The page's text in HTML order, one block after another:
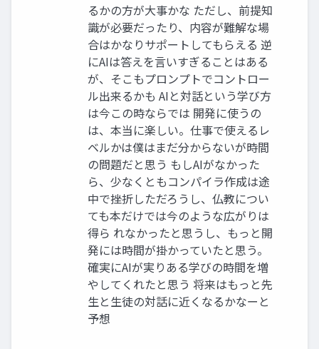
るかの方が大事かな ただし、前提知
識が必要だったり、内容が難解な場
合はかなりサポートしてもらえる 逆
にAIは答えを言いすぎることはある
が、そこもプロンプトでコントロー
ル出来るかも AIと対話という学び方
は今この時ならでは 開発に使うの
は、本当に楽しい。仕事で使えるレ
ベルかは僕はまだ分からないが時間
の問題だと思う もしAIがなかった
ら、少なくともコンパイラ作成は途
中で挫折しただろうし、仏教につい
ても本だけでは今のような広がりは
得ら れなかったと思うし、もっと開
発には時間が掛かっていたと思う。
確実にAIが実りある学びの時間を増
やしてくれたと思う 将来はもっと先
生と生徒の対話に近くなるかなーと
予想